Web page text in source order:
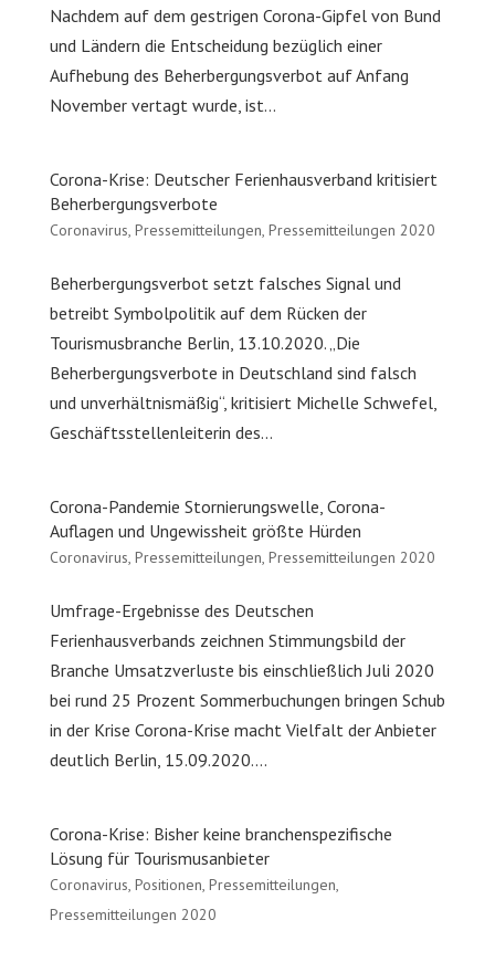
Nachdem auf dem gestrigen Corona-Gipfel von Bund
und Ländern die Entscheidung bezüglich einer
Aufhebung des Beherbergungsverbot auf Anfang
November vertagt wurde, ist...
Corona-Krise: Deutscher Ferienhausverband kritisiert
Beherbergungsverbote
Coronavirus, Pressemitteilungen, Pressemitteilungen 2020
Beherbergungsverbot setzt falsches Signal und
betreibt Symbolpolitik auf dem Rücken der
Tourismusbranche Berlin, 13.10.2020. „Die
Beherbergungsverbote in Deutschland sind falsch
und unverhältnismäßig“, kritisiert Michelle Schwefel,
Geschäftsstellenleiterin des...
Corona-Pandemie Stornierungswelle, Corona-
Auflagen und Ungewissheit größte Hürden
Coronavirus, Pressemitteilungen, Pressemitteilungen 2020
Umfrage-Ergebnisse des Deutschen
Ferienhausverbands zeichnen Stimmungsbild der
Branche Umsatzverluste bis einschließlich Juli 2020
bei rund 25 Prozent Sommerbuchungen bringen Schub
in der Krise Corona-Krise macht Vielfalt der Anbieter
deutlich Berlin, 15.09.2020....
Corona-Krise: Bisher keine branchenspezifische
Lösung für Tourismusanbieter
Coronavirus, Positionen, Pressemitteilungen,
Pressemitteilungen 2020